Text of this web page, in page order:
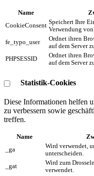
Name
CookieConsent Speichert Ihre
Verwendung
fe_typo_user
Ordnet ihren
auf dem Server
PHPSESSID
Ordnet ihren
auf dem Server
Statistik-Cookies
Diese Informationen helfen
zu verbessern sowie
treffen.
Name
_ga
Wird verwendet,
unterscheiden.
_gat
Wird zum
verwendet.